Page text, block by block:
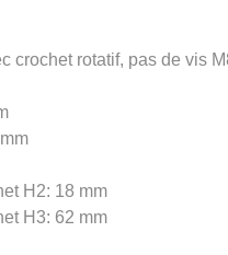
crochet rotatif, pas de vis
H2: 18 mm
H3: 62 mm